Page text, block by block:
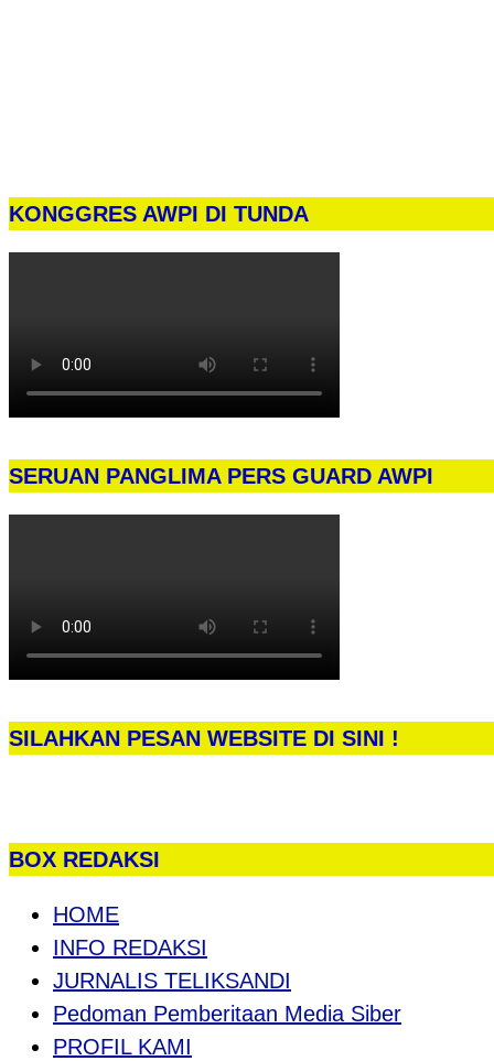
KONGGRES AWPI DI TUNDA
SERUAN PANGLIMA PERS GUARD AWPI
SILAHKAN PESAN WEBSITE DI SINI !
BOX REDAKSI
HOME
INFO REDAKSI
JURNALIS TELIKSANDI
Pedoman Pemberitaan Media Siber
PROFIL KAMI